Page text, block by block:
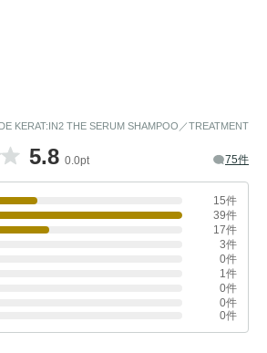
KERAT:IN2 THE SERUM SHAMPOO／TREATMENT
5.8 0.0pt 75件
15件
39件
17件
3件
0件
1件
0件
0件
0件